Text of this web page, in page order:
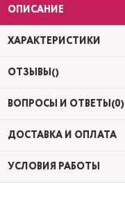
ОПИСАНИЕ
ХАРАКТЕРИСТИКИ
ОТЗЫВЫ()
ВОПРОСЫ И ОТВЕТЫ(0)
ДОСТАВКА И ОПЛАТА
УСЛОВИЯ РАБОТЫ